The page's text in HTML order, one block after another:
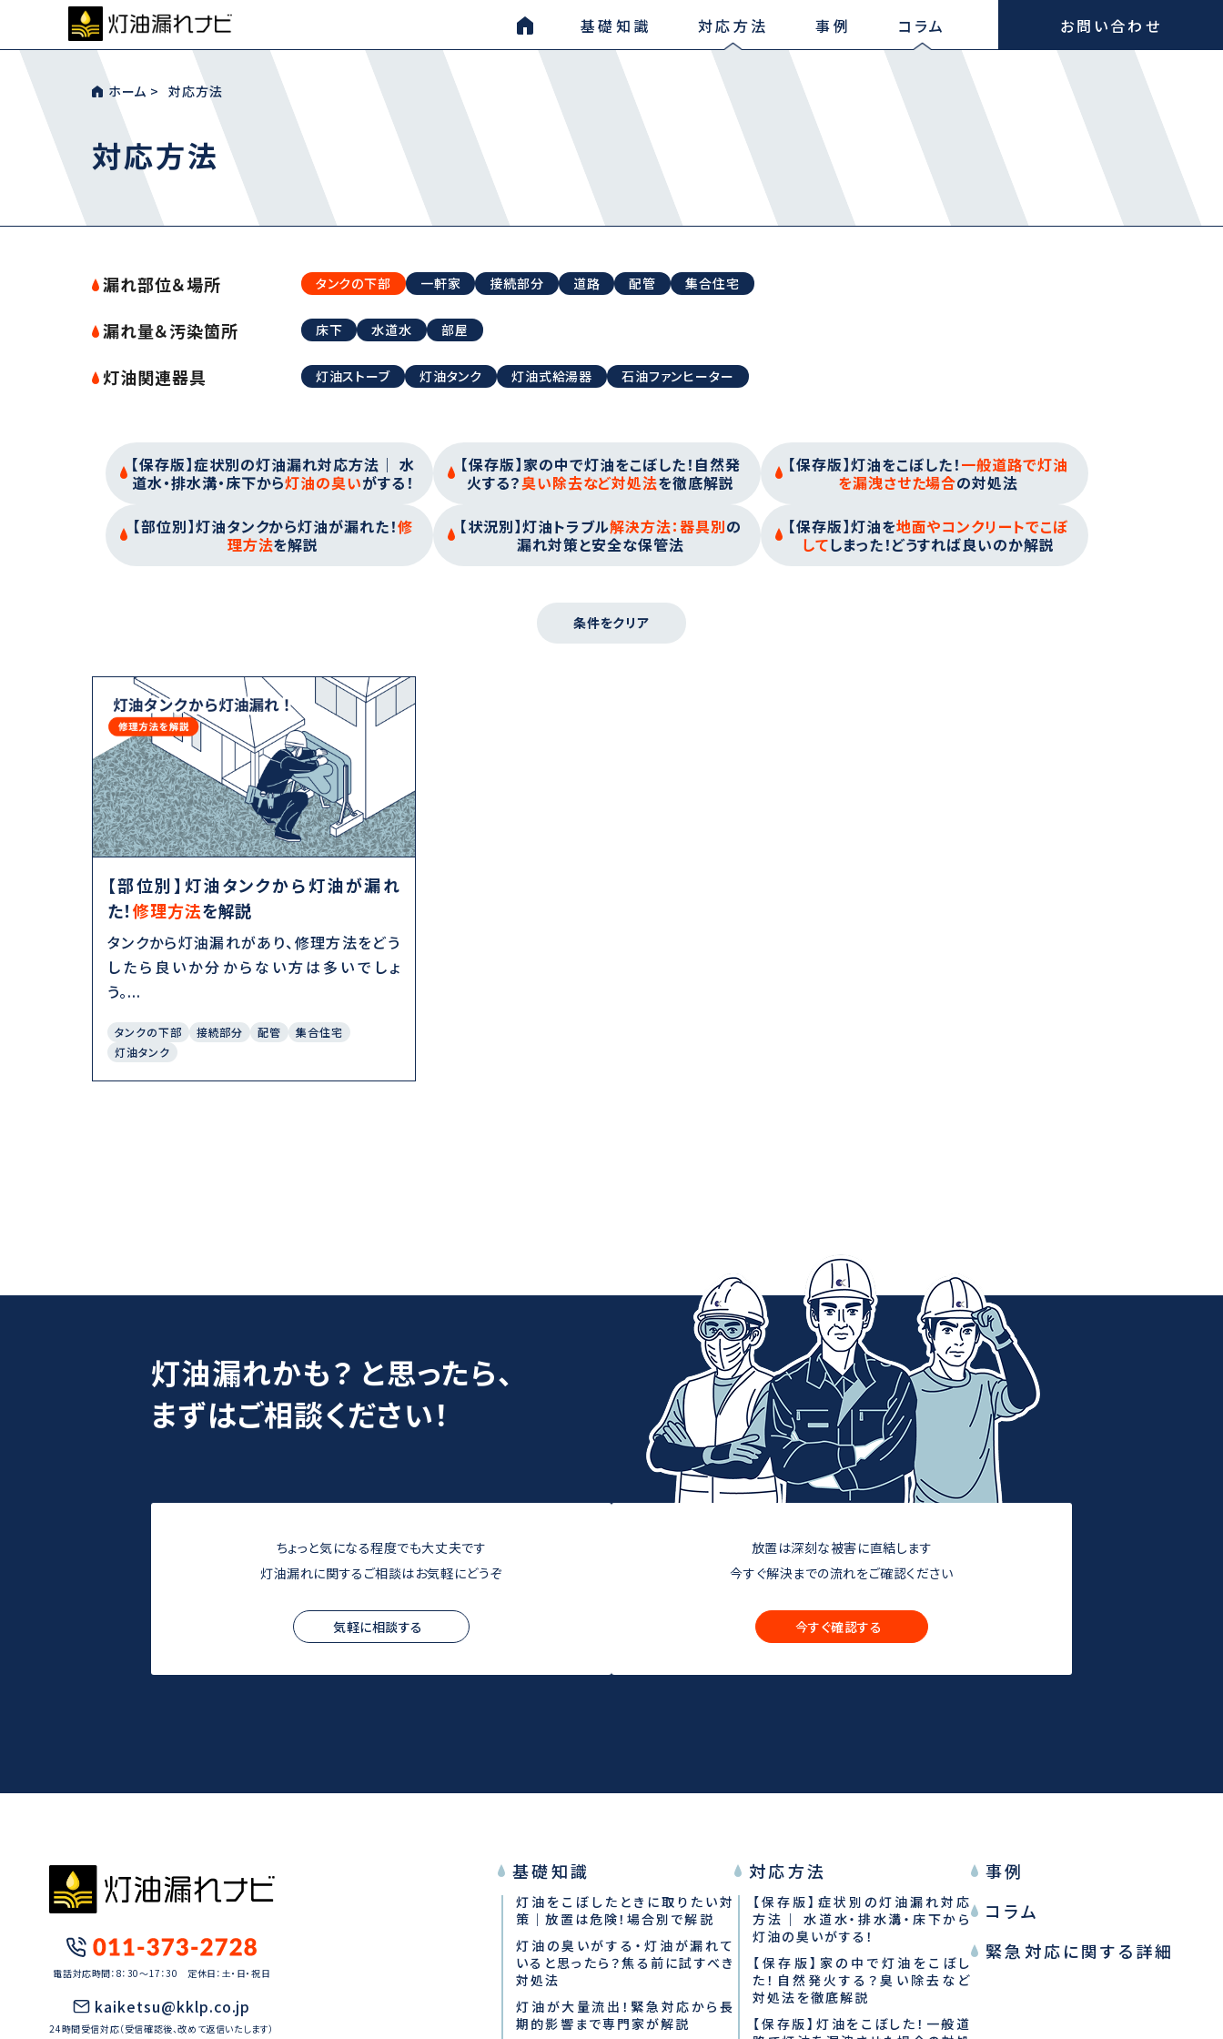
基礎知識 対応方法 事例 コラム お問い合わせ
ホーム 対応方法
対応方法
漏れ部位＆場所 タンクの下部 一軒家 接続部分 道路 配管 集合住宅
漏れ量＆汚染箇所 床下 水道水 部屋
灯油関連器具 灯油ストーブ 灯油タンク 灯油式給湯器 石油ファンヒーター
【保存版】症状別の灯油漏れ対応方法｜ 水
道水・排水溝・床下から灯油の臭いがする！
【保存版】家の中で灯油をこぼした！自然発
火する？臭い除去など対処法を徹底解説
【保存版】灯油をこぼした！一般道路で灯油
を漏洩させた場合の対処法
【部位別】灯油タンクから灯油が漏れた！修
理方法を解説
【状況別】灯油トラブル解決方法：器具別の
漏れ対策と安全な保管法
【保存版】灯油を地面やコンクリートでこぼ
してしまった！どうすれば良いのか解説
条件をクリア
【部位別】灯油タンクから灯油が漏れ
た！修理方法を解説
タンクから灯油漏れがあり、修理方法をどう
したら良いか分からない方は多いでしょ
う。...
タンクの下部 接続部分 配管
集合住宅
灯油タンク
灯油漏れかも？ と思ったら、
まずはご相談ください！
ちょっと気になる程度でも大丈夫です
灯油漏れに関するご相談はお気軽にどうぞ
気軽に相談する
放置は深刻な被害に直結します
今すぐ解決までの流れをご確認ください
今すぐ確認する
電話対応時間：8：30～17：30 定休日：土・日・祝日
kaiketsu@kklp.co.jp
24時間受信対応（受信確認後、改めて返信いたします）
基礎知識
灯油をこぼしたときに取りたい対
策｜放置は危険！場合別で解説
灯油の臭いがする・灯油が漏れて
いると思ったら？焦る前に試すべき
対処法
灯油が大量流出！緊急対応から長
期的影響まで専門家が解説
対応方法
【保存版】症状別の灯油漏れ対応
方法｜ 水道水・排水溝・床下から
灯油の臭いがする！
【保存版】家の中で灯油をこぼし
た！自然発火する？臭い除去など
対処法 を徹底解説
【保存版】灯油をこぼした！ 一般道
事例
コラム
緊急対応に関する詳細